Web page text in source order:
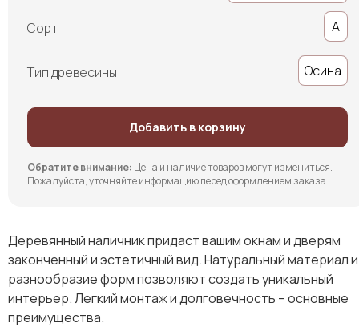
Сорт А
Тип древесины Осина
Добавить в корзину
Обратите внимание: Цена и наличие товаров могут измениться.
Пожалуйста, уточняйте информацию перед оформлением заказа.
Деревянный наличник придаст вашим окнам и дверям
законченный и эстетичный вид. Натуральный материал и
разнообразие форм позволяют создать уникальный
интерьер. Легкий монтаж и долговечность – основные
преимущества.